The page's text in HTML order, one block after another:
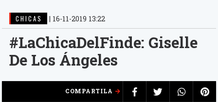
CHICAS | 16-11-2019 13:22
#LaChicaDelFinde: Giselle
De Los Ángeles
COMPARTILA